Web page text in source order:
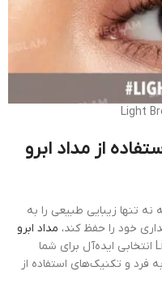
از مداد ابرو
تنها زیبایی طبیعی را به
خود را حفظ کند، مداد ابرو
مدل Insta Fill با رنگ Light Brown انتخابی ایده‌آل برای شما
فرد و تکنیک‌های استفاده از